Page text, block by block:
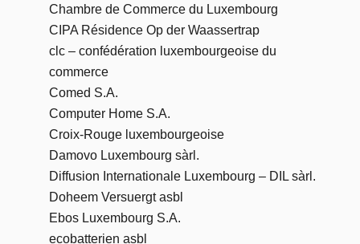
Chambre de Commerce du Luxembourg
CIPA Résidence Op der Waassertrap
clc – confédération luxembourgeoise du
commerce
Comed S.A.
Computer Home S.A.
Croix-Rouge luxembourgeoise
Damovo Luxembourg sàrl.
Diffusion Internationale Luxembourg – DIL sàrl.
Doheem Versuergt asbl
Ebos Luxembourg S.A.
ecobatterien asbl